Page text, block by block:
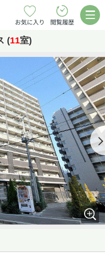
お気に入り 閲覧履歴
(11室)